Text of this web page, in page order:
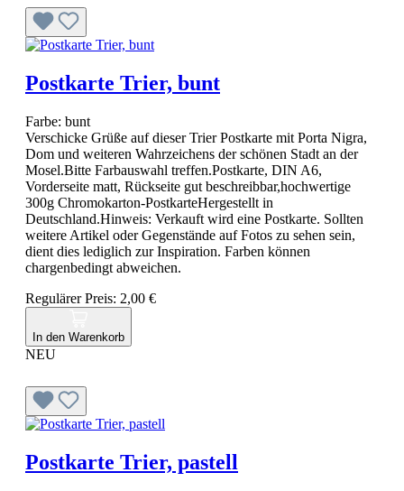
Postkarte Trier, bunt
Farbe: bunt
Verschicke Grüße auf dieser Trier Postkarte mit Porta Nigra,
Dom und weiteren Wahrzeichens der schönen Stadt an der
Mosel.Bitte Farbauswahl treffen.Postkarte, DIN A6,
Vorderseite matt, Rückseite gut beschreibbar,hochwertige
300g Chromokarton-PostkarteHergestellt in
Deutschland.Hinweis: Verkauft wird eine Postkarte. Sollten
weitere Artikel oder Gegenstände auf Fotos zu sehen sein,
dient dies lediglich zur Inspiration. Farben können
chargenbedingt abweichen.
Regulärer Preis: 2,00 €
In den Warenkorb
NEU
Postkarte Trier, pastell